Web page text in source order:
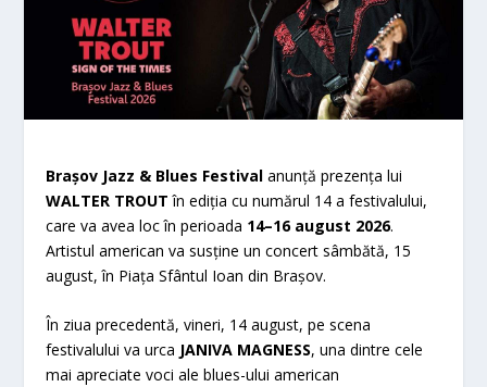
Brașov Jazz & Blues Festival anunță prezența lui
WALTER TROUT în ediția cu numărul 14 a festivalului,
care va avea loc în perioada 14–16 august 2026.
Artistul american va susține un concert sâmbătă, 15
august, în Piața Sfântul Ioan din Brașov.
În ziua precedentă, vineri, 14 august, pe scena
festivalului va urca JANIVA MAGNESS, una dintre cele
mai apreciate voci ale blues-ului american